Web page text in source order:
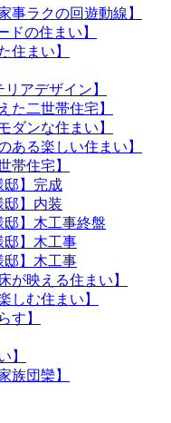
事ラクの回遊動線】
ドの住まい】
住まい】
リアデザイン】
た二世帯住宅】
ダンな住まい】
ある楽しい住まい】
帯住宅】
邸】完成
邸】内装
邸】木工事終盤
邸】木工事
邸】木工事
が映える住まい】
しむ住まい】
す】
】
族団欒】